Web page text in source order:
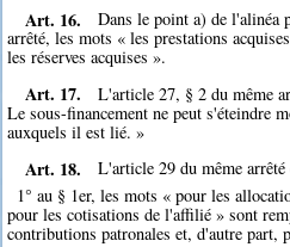
Art. 16.
Dans le point a) de l'alinéa
arrêté, les mots « les prestations
les réserves acquises ».
Art. 17.
L'article 27, § 2 du même
Le sous-financement ne peut s'éteindre
auxquels il est lié. »
Art. 18.
L'article 29 du même
1° au § 1er, les mots « pour les
pour les cotisations de l'affilié » sont
contributions patronales et, d'autre